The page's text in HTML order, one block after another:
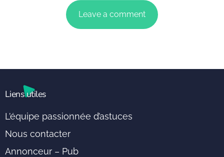
Liens utiles
L’équipe passionnée d’astuces
Nous contacter
Annonceur – Pub